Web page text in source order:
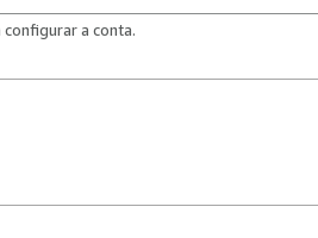
configurar a conta.